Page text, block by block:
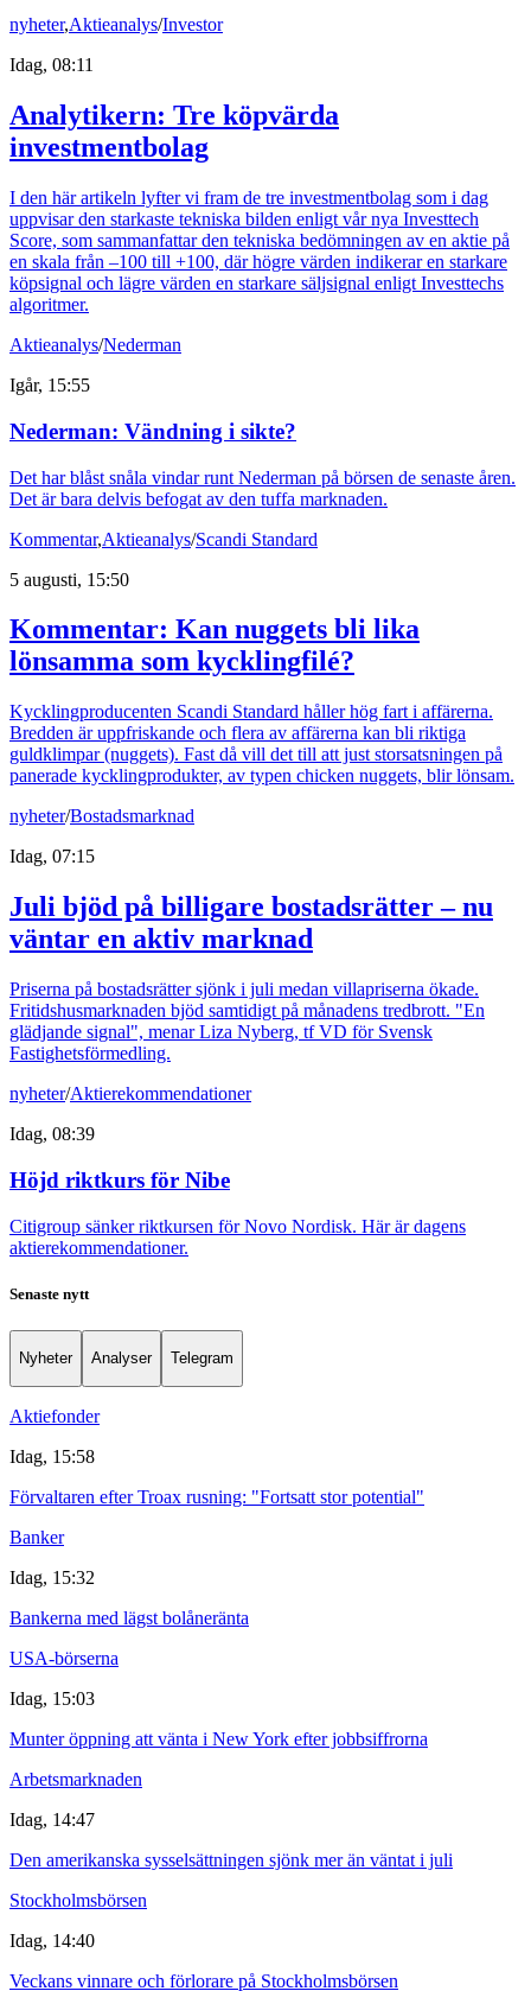
nyheter,Aktieanalys/Investor
Idag, 08:11
Analytikern: Tre köpvärda
investmentbolag
I den här artikeln lyfter vi fram de tre investmentbolag som i dag
uppvisar den starkaste tekniska bilden enligt vår nya Investtech
Score, som sammanfattar den tekniska bedömningen av en aktie på
en skala från –100 till +100, där högre värden indikerar en starkare
köpsignal och lägre värden en starkare säljsignal enligt Investtechs
algoritmer.
Aktieanalys/Nederman
Igår, 15:55
Nederman: Vändning i sikte?
Det har blåst snåla vindar runt Nederman på börsen de senaste åren.
Det är bara delvis befogat av den tuffa marknaden.
Kommentar,Aktieanalys/Scandi Standard
5 augusti, 15:50
Kommentar: Kan nuggets bli lika
lönsamma som kycklingfilé?
Kycklingproducenten Scandi Standard håller hög fart i affärerna.
Bredden är uppfriskande och flera av affärerna kan bli riktiga
guldklimpar (nuggets). Fast då vill det till att just storsatsningen på
panerade kycklingprodukter, av typen chicken nuggets, blir lönsam.
nyheter/Bostadsmarknad
Idag, 07:15
Juli bjöd på billigare bostadsrätter – nu
väntar en aktiv marknad
Priserna på bostadsrätter sjönk i juli medan villapriserna ökade.
Fritidshusmarknaden bjöd samtidigt på månadens tredbrott. "En
glädjande signal", menar Liza Nyberg, tf VD för Svensk
Fastighetsförmedling.
nyheter/Aktierekommendationer
Idag, 08:39
Höjd riktkurs för Nibe
Citigroup sänker riktkursen för Novo Nordisk. Här är dagens
aktierekommendationer.
Senaste nytt
Nyheter Analyser Telegram
Aktiefonder
Idag, 15:58
Förvaltaren efter Troax rusning: "Fortsatt stor potential"
Banker
Idag, 15:32
Bankerna med lägst bolåneränta
USA-börserna
Idag, 15:03
Munter öppning att vänta i New York efter jobbsiffrorna
Arbetsmarknaden
Idag, 14:47
Den amerikanska sysselsättningen sjönk mer än väntat i juli
Stockholmsbörsen
Idag, 14:40
Veckans vinnare och förlorare på Stockholmsbörsen